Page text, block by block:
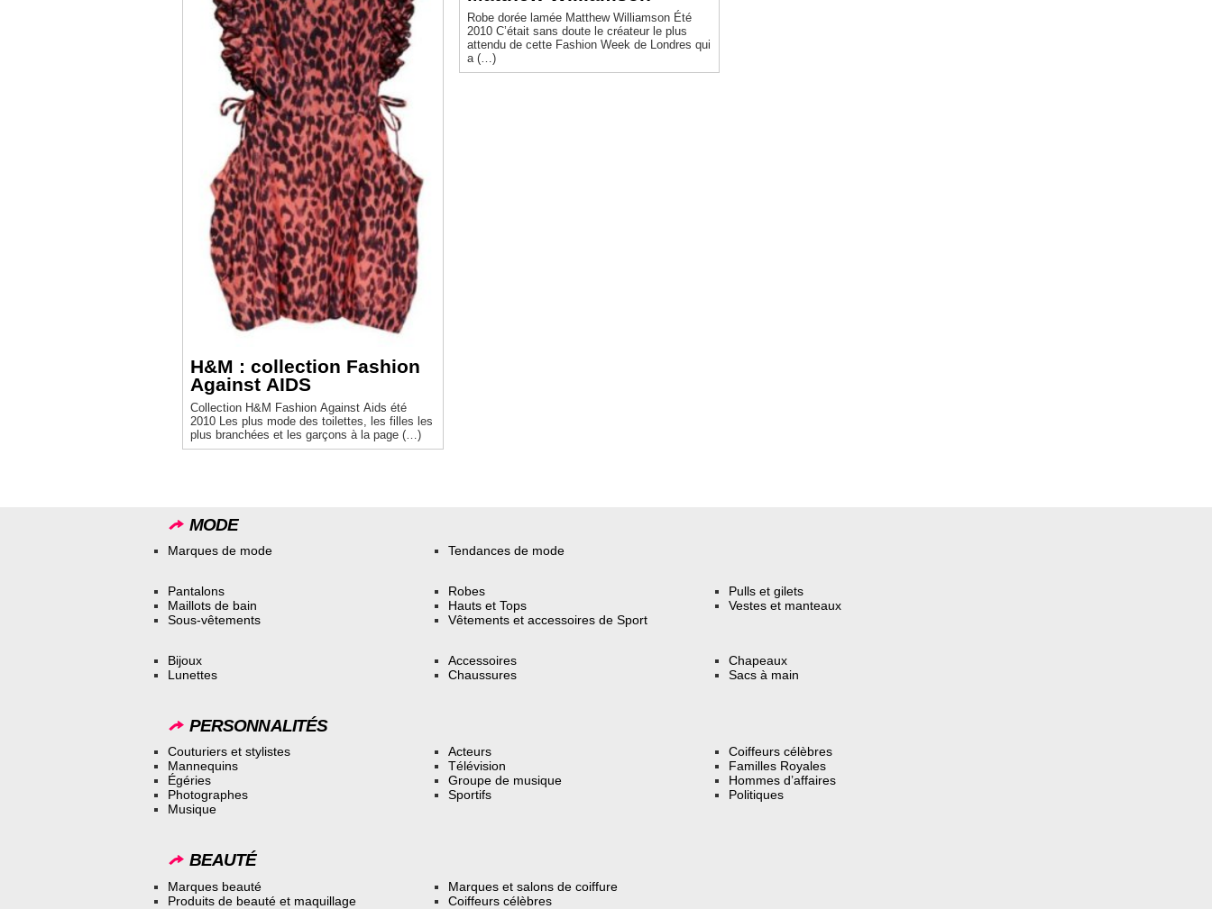
H&M : collection Fashion
Against AIDS
Collection H&M Fashion Against Aids été
2010 Les plus mode des toilettes, les filles les
plus branchées et les garçons à la page (…)
Robe dorée lamée Matthew Williamson Été
2010 C’était sans doute le créateur le plus
attendu de cette Fashion Week de Londres qui
a (…)
MODE
Marques de mode Tendances de mode
Pantalons
Maillots de bain
Sous-vêtements
Robes
Hauts et Tops
Vêtements et accessoires de Sport
Pulls et gilets
Vestes et manteaux
Bijoux
Lunettes
Accessoires
Chaussures
Chapeaux
Sacs à main
PERSONNALITÉS
Couturiers et stylistes
Mannequins
Égéries
Photographes
Musique
Acteurs
Télévision
Groupe de musique
Sportifs
Coiffeurs célèbres
Familles Royales
Hommes d’affaires
Politiques
BEAUTÉ
Marques beauté
Produits de beauté et maquillage
Marques et salons de coiffure
Coiffeurs célèbres